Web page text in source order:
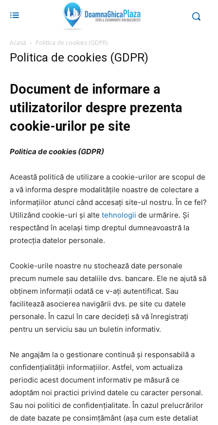
Acasă Politica de cookies (GDPR)
Politica de cookies (GDPR)
Document de informare a
utilizatorilor despre prezenta
cookie-urilor pe site
Politica de cookies (GDPR)
Această politică de utilizare a cookie-urilor are scopul de
a vă informa despre modalitățile noastre de colectare a
informațiilor atunci când accesați site-ul nostru. În ce fel?
Utilizând cookie-uri și alte tehnologii de urmărire. Și
respectând în același timp dreptul dumneavoastră la
protecția datelor personale.
Cookie-urile noastre nu stochează date personale
precum numele sau detaliile dvs. bancare. Ele ne ajută să
obținem informații odată ce v-ați autentificat. Sau
facilitează asocierea navigării dvs. pe site cu datele
personale. În cazul în care decideți să vă înregistrați
pentru un serviciu sau un buletin informativ.
Ne angajăm la o gestionare continuă și responsabilă a
confidențialității informațiilor. Astfel, vom actualiza
periodic acest document informativ pe măsură ce
adoptăm noi practici privind datele cu caracter personal.
Sau noi politici de confidențialitate. În cazul prelucrărilor
de date bazate pe consimțământ (așa cum este detaliat